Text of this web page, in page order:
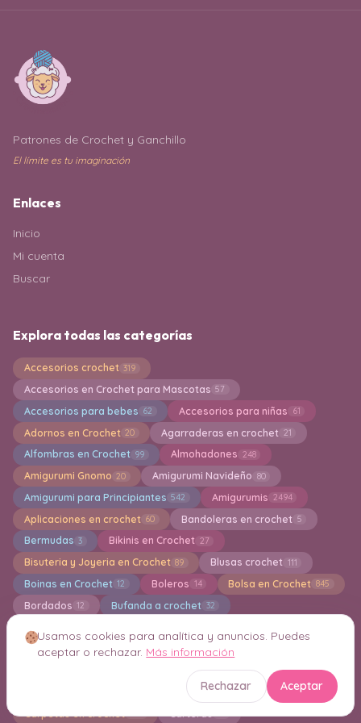
Patrones de Crochet y Ganchillo
El límite es tu imaginación
Enlaces
Inicio
Mi cuenta
Buscar
Explora todas las categorías
Accesorios crochet 319
Accesorios en Crochet para Mascotas 57
Accesorios para bebes 62 Accesorios para niñas 61
Adornos en Crochet 20 Agarraderas en crochet 21
Alfombras en Crochet 99 Almohadones 248
Amigurumi Gnomo 20 Amigurumi Navideño 80
Amigurumi para Principiantes 542 Amigurumis 2494
Aplicaciones en crochet 60 Bandoleras en crochet 5
Bermudas 3 Bikinis en Crochet 27
Bisuteria y Joyeria en Crochet 89 Blusas crochet 111
Boinas en Crochet 12 Boleros 14 Bolsa en Crochet 845
Bordados 12 Bufanda a crochet 32
Calcetines 46 Calentadores 16 Caminos de Mesa
Capas en crochet
Cardigan a crochet 233
Carpetas en crochet 293 Carteras 41
Usamos cookies para analítica y anuncios. Puedes
aceptar o rechazar. Más información
Rechazar Aceptar